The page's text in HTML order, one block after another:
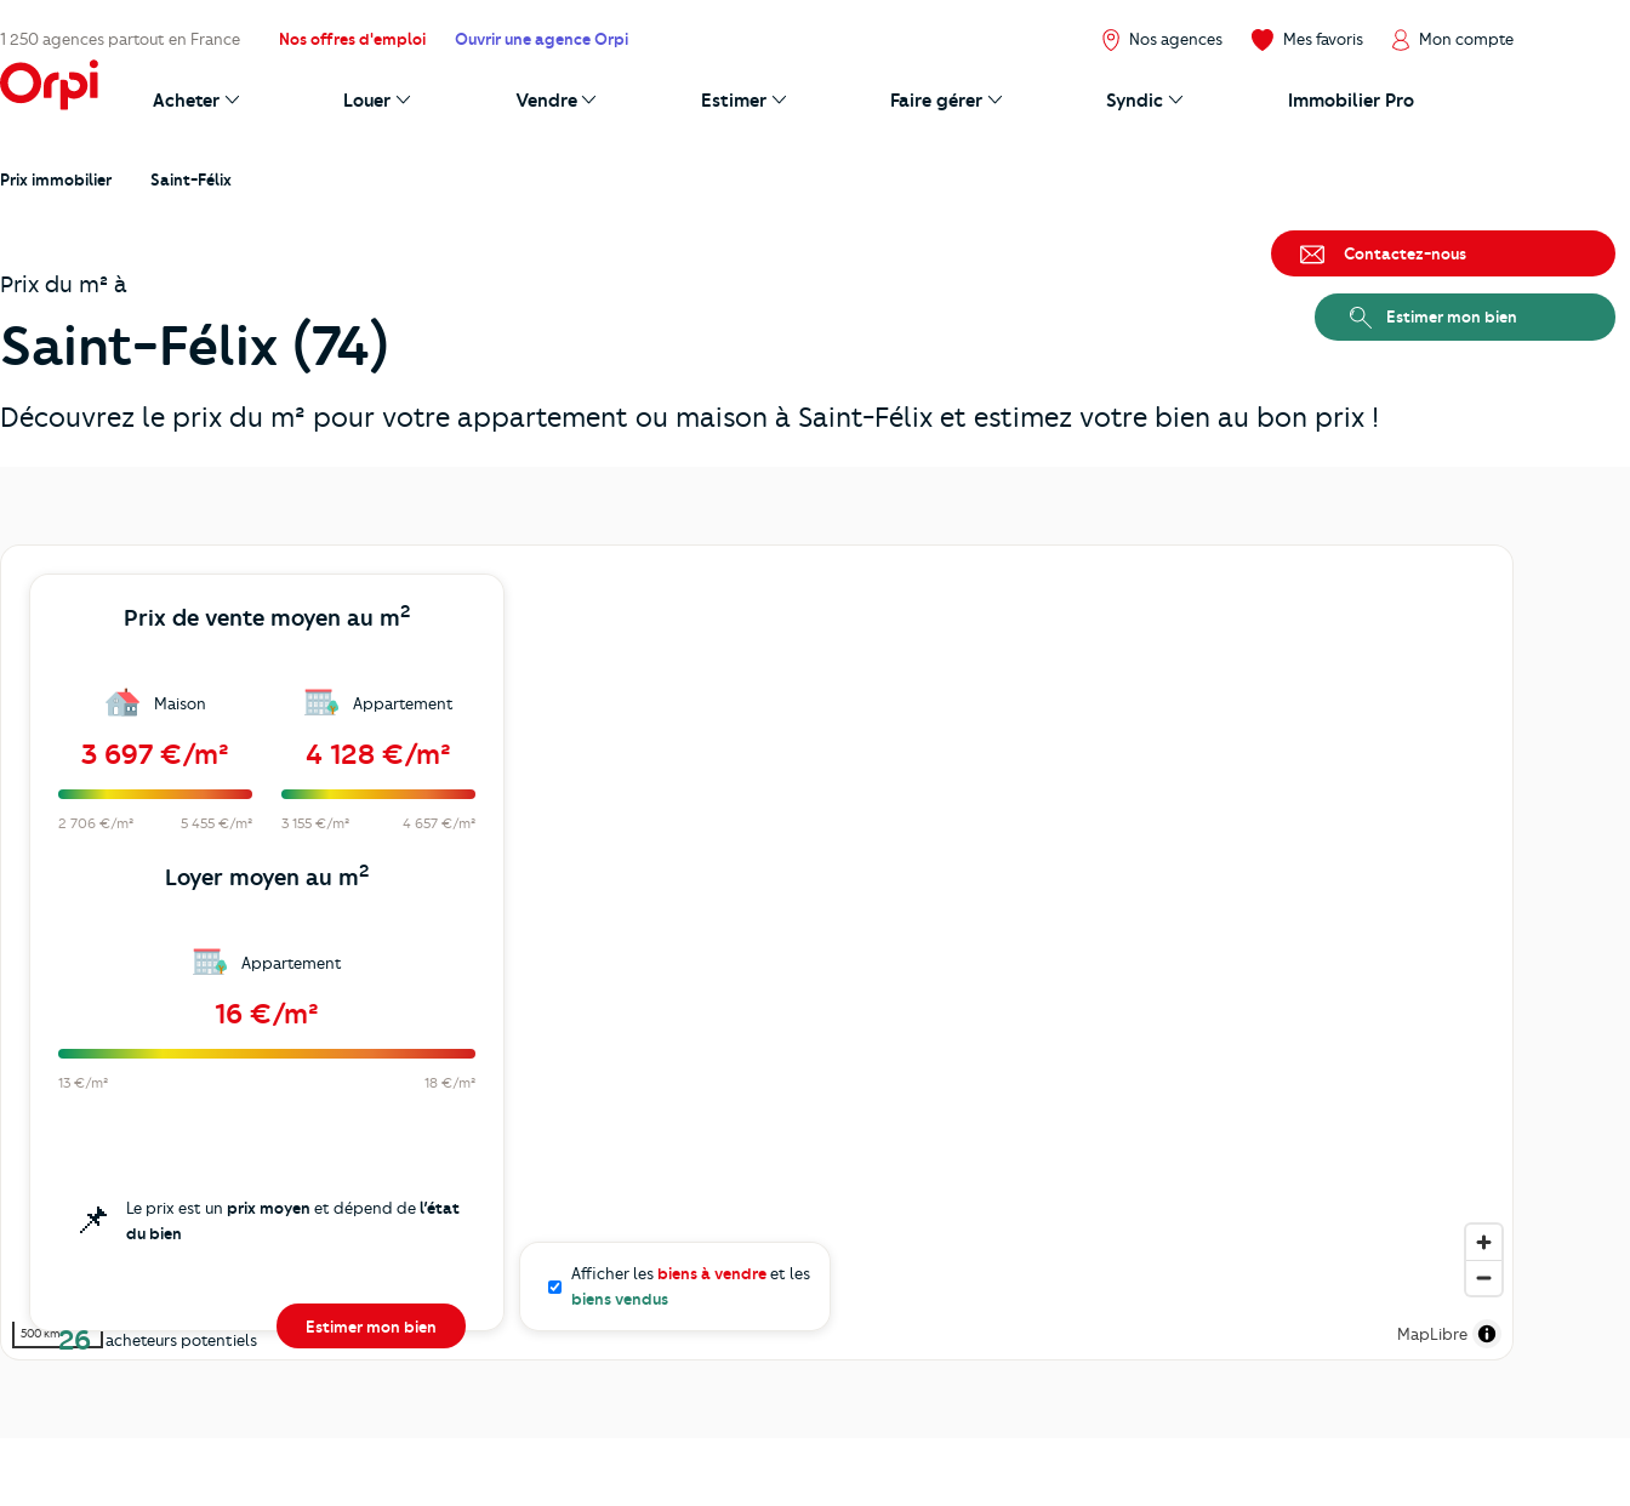
1 250 agences partout en France Nos offres d'emploi Ouvrir une agence Orpi Nos agences Mes favoris Mon compte
Acheter Louer Vendre Estimer Faire gérer Syndic Immobilier Pro
Prix immobilier Saint-Félix
Prix du m² à
Saint-Félix (74)
Découvrez le prix du m² pour votre appartement ou maison à Saint-Félix et estimez votre bien au bon prix !
Prix de vente moyen au m2
Maison
3 697 €/m²
2 706 €/m² 5 455 €/m²
Appartement
4 128 €/m²
3 155 €/m² 4 657 €/m²
Loyer moyen au m2
Appartement
16 €/m²
13 €/m² 18 €/m²
📌 Le prix est un prix moyen et dépend del’état
du bien
26 acheteurs potentiels
Estimer mon bien
500 km MapLibre
Afficher les biens à vendreet les
biens vendus
Contactez-nous
Estimer mon bien